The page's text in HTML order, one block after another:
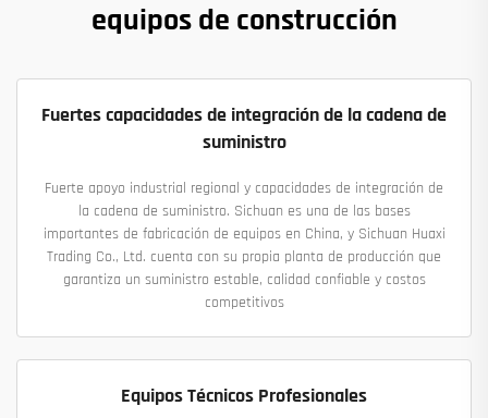
equipos de construcción
Fuertes capacidades de integración de la cadena de
suministro
Fuerte apoyo industrial regional y capacidades de integración de
la cadena de suministro. Sichuan es una de las bases
importantes de fabricación de equipos en China, y Sichuan Huaxi
Trading Co., Ltd. cuenta con su propia planta de producción que
garantiza un suministro estable, calidad confiable y costos
competitivos
Equipos Técnicos Profesionales